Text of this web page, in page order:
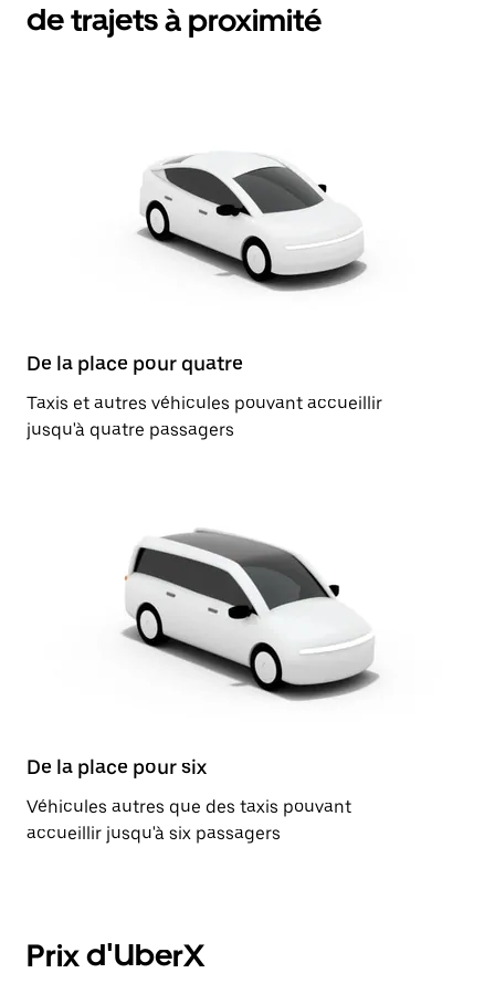
de trajets à proximité
De la place pour quatre
Taxis et autres véhicules pouvant accueillir
jusqu'à quatre passagers
De la place pour six
Véhicules autres que des taxis pouvant
accueillir jusqu'à six passagers
Prix d'UberX